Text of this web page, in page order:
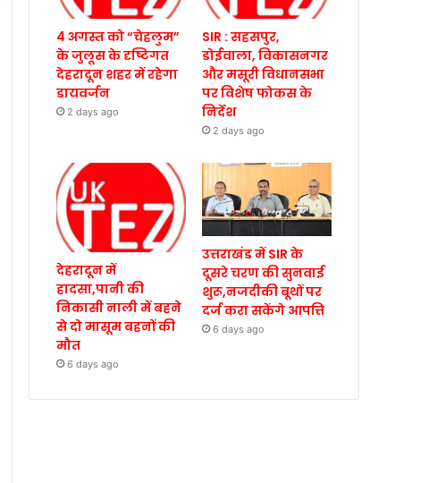
4 अगस्त को “चेहलुम”
के जुलूस के दृष्टिगत
देहरादून शहर में रहेगा
डायवर्जन
2 days ago
SIR : सहसपुर,
डोईवाला, विकासनगर
और मसूरी विधानसभा
पर विशेष फोकस के
निर्देश
2 days ago
देहरादून में
हादसा,पानी की
निकासी नाली में बहने
से दो मासूम बहनों की
मौत
6 days ago
उत्तराखंड में SIR के
दूसरे चरण की सुनवाई
शुरू,नजदीकी बूथों पर
दर्ज करा सकेंगे आपत्ति
6 days ago